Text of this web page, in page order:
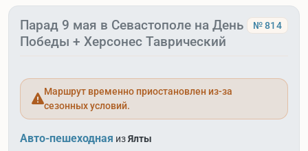
Парад 9 мая в Севастополе на День
Победы + Херсонес Таврический
№ 814
Маршрут временно приостановлен из-за
сезонных условий.
Авто-пешеходная изЯлты